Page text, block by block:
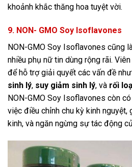
khoảnh khắc thăng hoa tuyệt vời.
9. NON- GMO Soy Isoflavones
NON-GMO Soy Isoflavones cũng
nhiều phụ nữ tin dùng rộng rãi.
để hỗ trợ giải quyết các vấn đề như
sinh lý, suy giảm sinh lý, và rối
NON-GMO Soy Isoflavones còn
việc điều chỉnh chu kỳ kinh
kinh, và ngăn ngừng sự tác động